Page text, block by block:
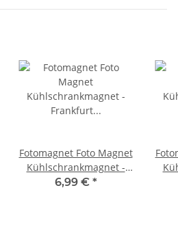
Fotomagnet Foto Magnet
Kühlschrankmagnet -
Frankfurt Postkarte
6,99 € *